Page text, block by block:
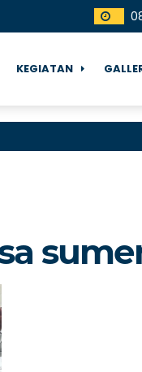
KEGIATAN